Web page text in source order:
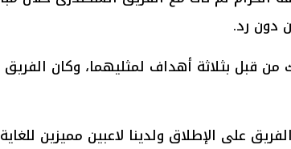
دون رد.
من قبل بثلاثة أهداف لمثليهما، وكان الفريق
على الإطلاق ولدينا لاعبين مميزين للغاية